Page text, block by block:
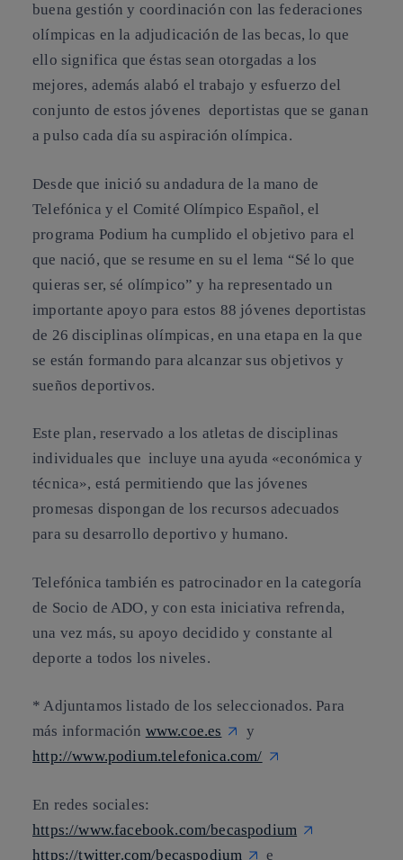
buena gestión y coordinación con las federaciones
olímpicas en la adjudicación de las becas, lo que
ello significa que éstas sean otorgadas a los
mejores, además alabó el trabajo y esfuerzo del
conjunto de estos jóvenes deportistas que se ganan
a pulso cada día su aspiración olímpica.
Desde que inició su andadura de la mano de
Telefónica y el Comité Olímpico Español, el
programa Podium ha cumplido el objetivo para el
que nació, que se resume en su el lema “Sé lo que
quieras ser, sé olímpico” y ha representado un
importante apoyo para estos 88 jóvenes deportistas
de 26 disciplinas olímpicas, en una etapa en la que
se están formando para alcanzar sus objetivos y
sueños deportivos.
Este plan, reservado a los atletas de disciplinas
individuales que incluye una ayuda «económica y
técnica», está permitiendo que las jóvenes
promesas dispongan de los recursos adecuados
para su desarrollo deportivo y humano.
Telefónica también es patrocinador en la categoría
de Socio de ADO, y con esta iniciativa refrenda,
una vez más, su apoyo decidido y constante al
deporte a todos los niveles.
* Adjuntamos listado de los seleccionados. Para
más información www.coe.es
y
http://www.podium.telefonica.com/
En redes sociales:
https://www.facebook.com/becaspodium
https://twitter.com/becaspodium
e